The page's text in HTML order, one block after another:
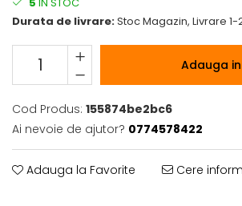
Durata de livrare:Stoc Magazin, Livrare 1-
Adauga
Cod Produs: 155874be2bc6
Ai nevoie de ajutor? 0774578422
Adauga la Favorite Cere